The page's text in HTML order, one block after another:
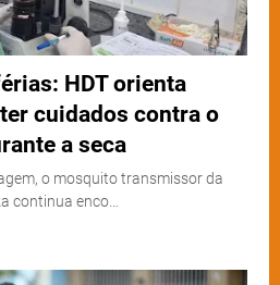
HDT orienta
cuidados contra o
a seca
o mosquito transmissor da
continua enco…